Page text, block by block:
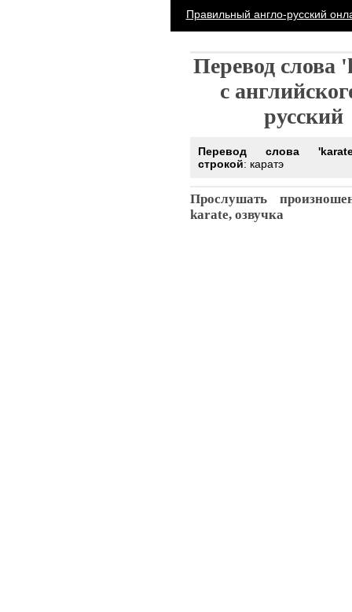
Правильный англо-русский
Перевод слова
с
русский
Перевод слова
строкой: каратэ
Прослушать
karate, озвучка